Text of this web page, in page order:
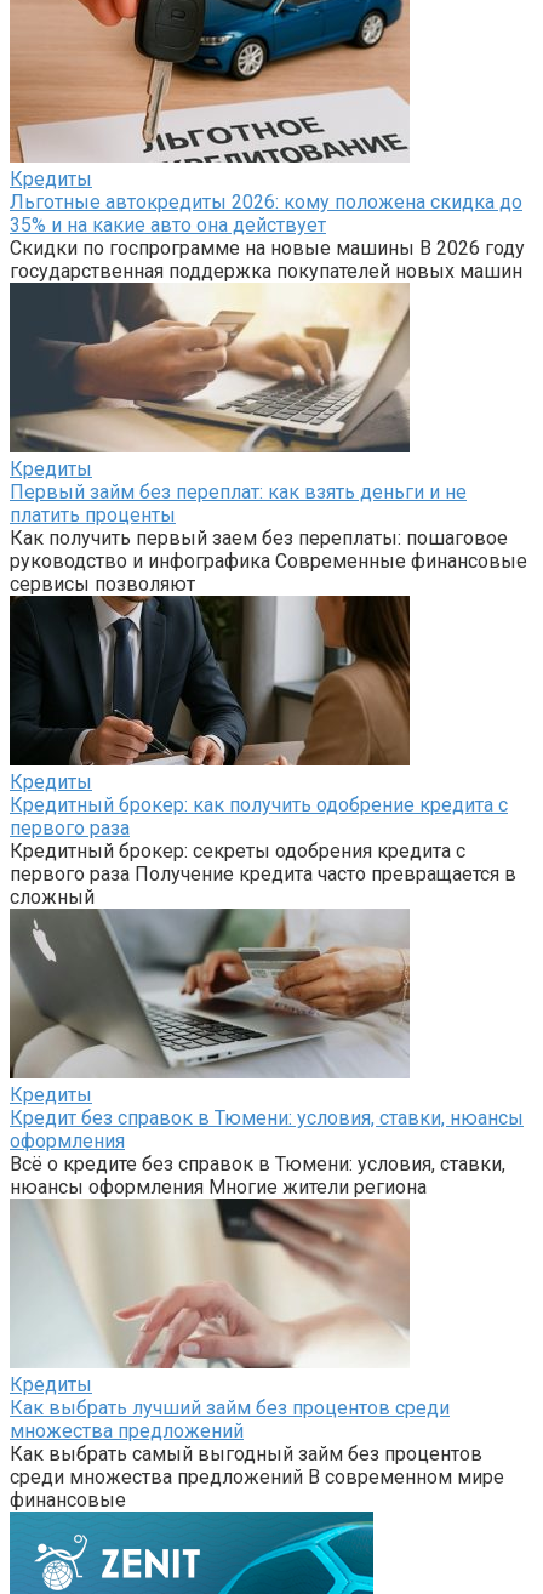
Кредиты
Льготные автокредиты 2026: кому положена скидка до
35% и на какие авто она действует
Скидки по госпрограмме на новые машины В 2026 году
государственная поддержка покупателей новых машин
Кредиты
Первый займ без переплат: как взять деньги и не
платить проценты
Как получить первый заем без переплаты: пошаговое
руководство и инфографика Современные финансовые
сервисы позволяют
Кредиты
Кредитный брокер: как получить одобрение кредита с
первого раза
Кредитный брокер: секреты одобрения кредита с
первого раза Получение кредита часто превращается в
сложный
Кредиты
Кредит без справок в Тюмени: условия, ставки, нюансы
оформления
Всё о кредите без справок в Тюмени: условия, ставки,
нюансы оформления Многие жители региона
Кредиты
Как выбрать лучший займ без процентов среди
множества предложений
Как выбрать самый выгодный займ без процентов
среди множества предложений В современном мире
финансовые